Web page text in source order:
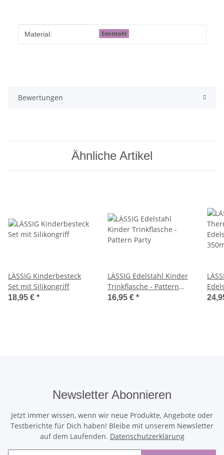
Produkteigenschaft
Wert
Material: Edelstahl
Bewertungen
Ähnliche Artikel
LÄSSIG Kinderbesteck
Set mit Silikongriff
18,95 € *
LÄSSIG Edelstahl Kinder
Trinkflasche - Pattern
Party
16,95 € *
Newsletter Abonnieren
Jetzt immer wissen, wenn wir neue Produkte, Angebote oder
Testberichte für Dich haben! Bleibe mit unserem Newsletter
auf dem Laufenden. Datenschutzerklärung